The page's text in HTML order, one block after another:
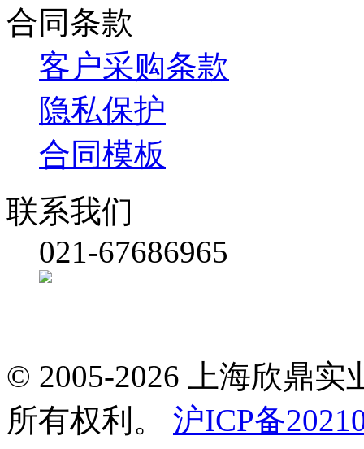
合同条款
客户采购条款
隐私保护
合同模板
联系我们
021-67686965
© 2005-2026 上海欣鼎
所有权利。 沪ICP备